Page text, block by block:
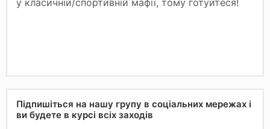
Підпишіться на нашу групу в соціальних мережах і
ви будете в курсі всіх заходів